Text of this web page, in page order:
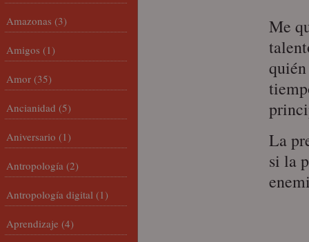
Me
La
si la
Amazonas (3)
Amigos (1)
Amor (35)
Ancianidad (5)
Aniversario (1)
Antropología (2)
Antropología digital (1)
Aprendizaje (4)